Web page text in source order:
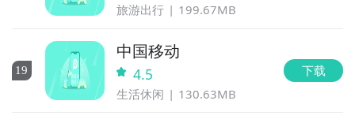
旅游出行 199.67MB
19
中国移动
4.5
生活休闲 130.63MB
下载